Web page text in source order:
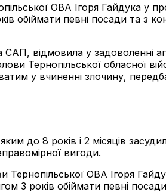
ОВА Ігоря Гайдука у
обіймати певні посади та з
відмовила у задоволенні
Тернопільської обласної
у вчиненні злочину,
до 8 років і 2 місяців
вигоди.
ОВА Ігоря
3 років обіймати певні